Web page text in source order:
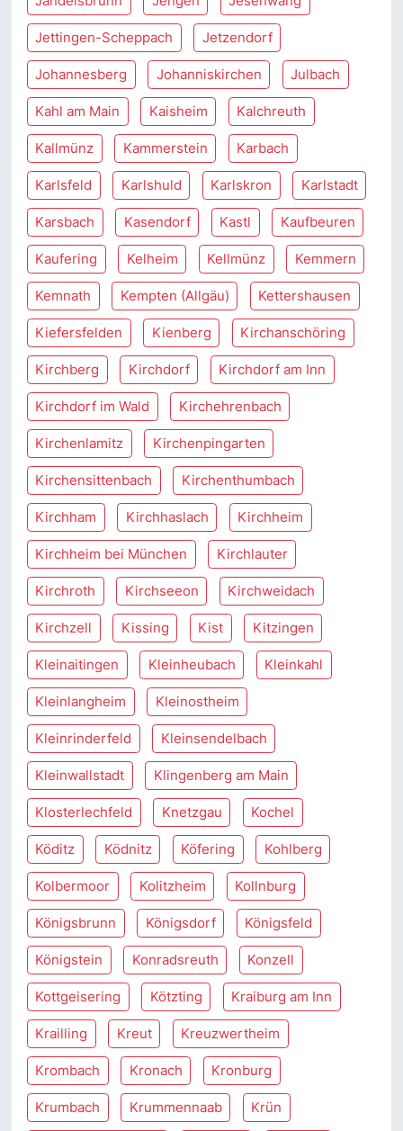
Jettingen-Scheppach Jetzendorf
Johannesberg Johanniskirchen Julbach
Kahl am Main Kaisheim Kalchreuth
Kallmünz Kammerstein Karbach
Karlsfeld Karlshuld Karlskron Karlstadt
Karsbach Kasendorf Kastl Kaufbeuren
Kaufering Kelheim Kellmünz Kemmern
Kemnath Kempten (Allgäu) Kettershausen
Kiefersfelden Kienberg Kirchanschöring
Kirchberg Kirchdorf Kirchdorf am Inn
Kirchdorf im Wald Kirchehrenbach
Kirchenlamitz Kirchenpingarten
Kirchensittenbach Kirchenthumbach
Kirchham Kirchhaslach Kirchheim
Kirchheim bei München Kirchlauter
Kirchroth Kirchseeon Kirchweidach
Kirchzell Kissing Kist Kitzingen
Kleinaitingen Kleinheubach Kleinkahl
Kleinlangheim Kleinostheim
Kleinrinderfeld Kleinsendelbach
Kleinwallstadt Klingenberg am Main
Klosterlechfeld Knetzgau Kochel
Köditz Ködnitz Köfering Kohlberg
Kolbermoor Kolitzheim Kollnburg
Königsbrunn Königsdorf Königsfeld
Königstein Konradsreuth Konzell
Kottgeisering Kötzting Kraiburg am Inn
Krailling Kreut Kreuzwertheim
Krombach Kronach Kronburg
Krumbach Krummennaab Krün